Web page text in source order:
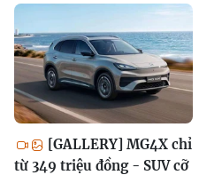
[GALLERY] MG4X chỉ
từ 349 triệu đồng - SUV cỡ